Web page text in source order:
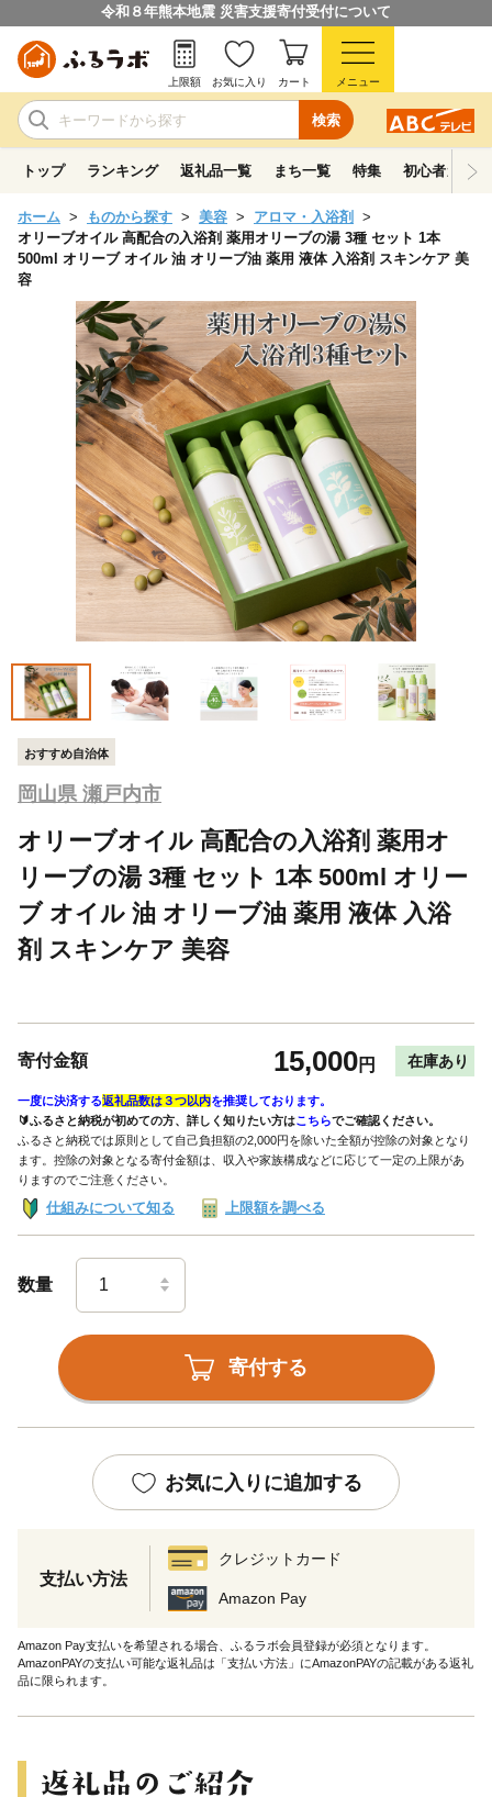
令和８年熊本地震 災害支援寄付受付について
検索
上限額 お気に入り カート メニュー
トップ ランキング 返礼品一覧 まち一覧 特集 初心者ガイド
ホーム ものから探す 美容
アロマ・入浴剤
オリーブオイル 高配合の入浴剤 薬用オリーブの湯 3種 セット 1本
500ml オリーブ オイル 油 オリーブ油 薬用 液体 入浴剤 スキンケア 美
容
おすすめ自治体
岡山県 瀬戸内市
オリーブオイル 高配合の入浴剤 薬用オ
リーブの湯 3種 セット 1本 500ml オリー
ブ オイル 油 オリーブ油 薬用 液体 入浴
剤 スキンケア 美容
寄付金額 15,000円 在庫あり
一度に決済する返礼品数は３つ以内を推奨しております。
🔰ふるさと納税が初めての方、詳しく知りたい方はこちらでご確認ください。
ふるさと納税では原則として自己負担額の2,000円を除いた全額が控除の対象となり
ます。控除の対象となる寄付金額は、収入や家族構成などに応じて一定の上限があ
りますのでご注意ください。
仕組みについて知る 上限額を調べる
数量
寄付する
お気に入りに追加する
支払い方法
クレジットカード
Amazon Pay
Amazon Pay支払いを希望される場合、ふるラボ会員登録が必須となります。
AmazonPAYの支払い可能な返礼品は「支払い方法」にAmazonPAYの記載がある返礼
品に限られます。